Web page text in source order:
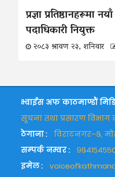
प्रज्ञा प्रतिष्ठानहरूमा नयाँ
पदाधिकारी नियुक्त
२०८३ श्रावण २३, शनिवार
भ्वाईस अफ काठमाण्डौं
सूचना तथा प्रसारण विभाग
ठेगाना :
विराटनगर–८,
सम्पर्क नम्वर :
इमेल :